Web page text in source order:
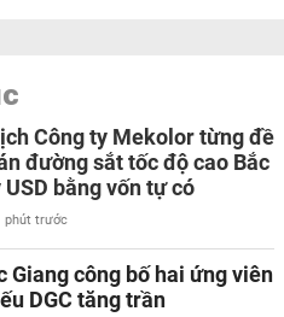
Công ty Mekolor từng đề
đường sắt tốc độ cao Bắc
bằng vốn tự có
phút trước
Giang công bố hai ứng viên
DGC tăng trần